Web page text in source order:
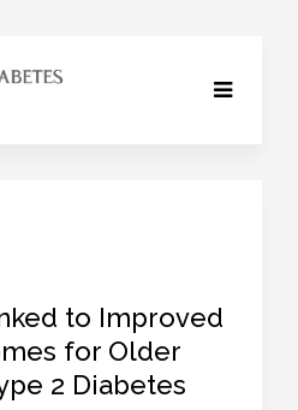
to Improved
for Older
2 Diabetes